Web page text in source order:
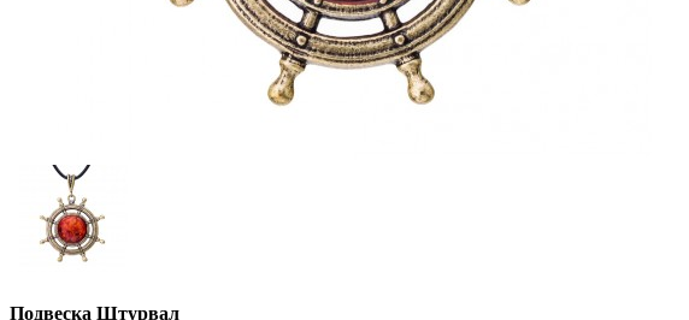
Подвеска Штурвал